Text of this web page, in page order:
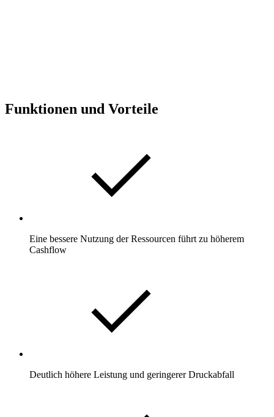
Funktionen und Vorteile
Eine bessere Nutzung der Ressourcen führt zu höherem
Cashflow
Deutlich höhere Leistung und geringerer Druckabfall